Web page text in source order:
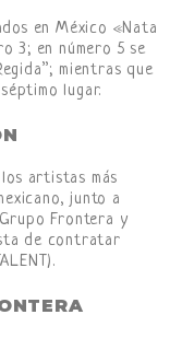
en México «Nata
3; en número 5 se
mientras que
lugar.
artistas más
junto a
Frontera y
de contratar